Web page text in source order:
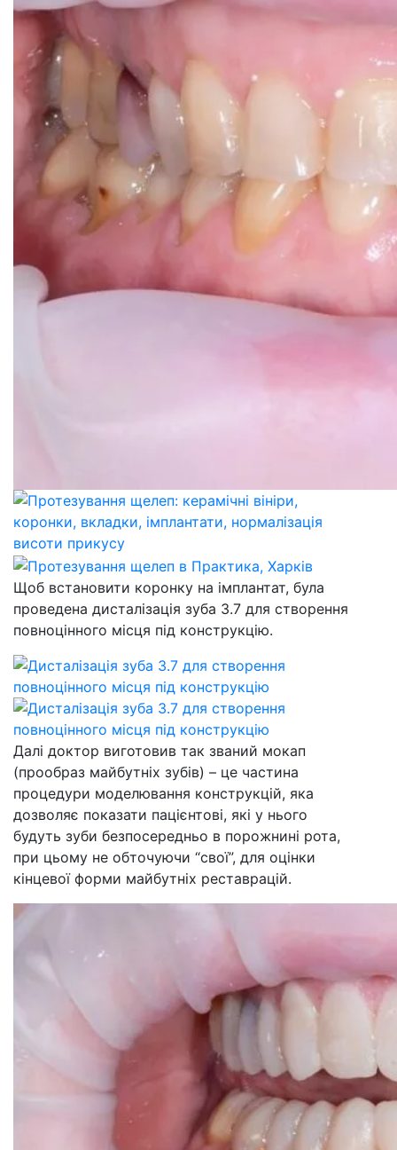
Щоб встановити коронку на імплантат, була
проведена дисталізація зуба 3.7 для створення
повноцінного місця під конструкцію.
Далі доктор виготовив так званий мокап
(прообраз майбутніх зубів) – це частина
процедури моделювання конструкцій, яка
дозволяє показати пацієнтові, які у нього
будуть зуби безпосередньо в порожнині рота,
при цьому не обточуючи “свої”, для оцінки
кінцевої форми майбутніх реставрацій.